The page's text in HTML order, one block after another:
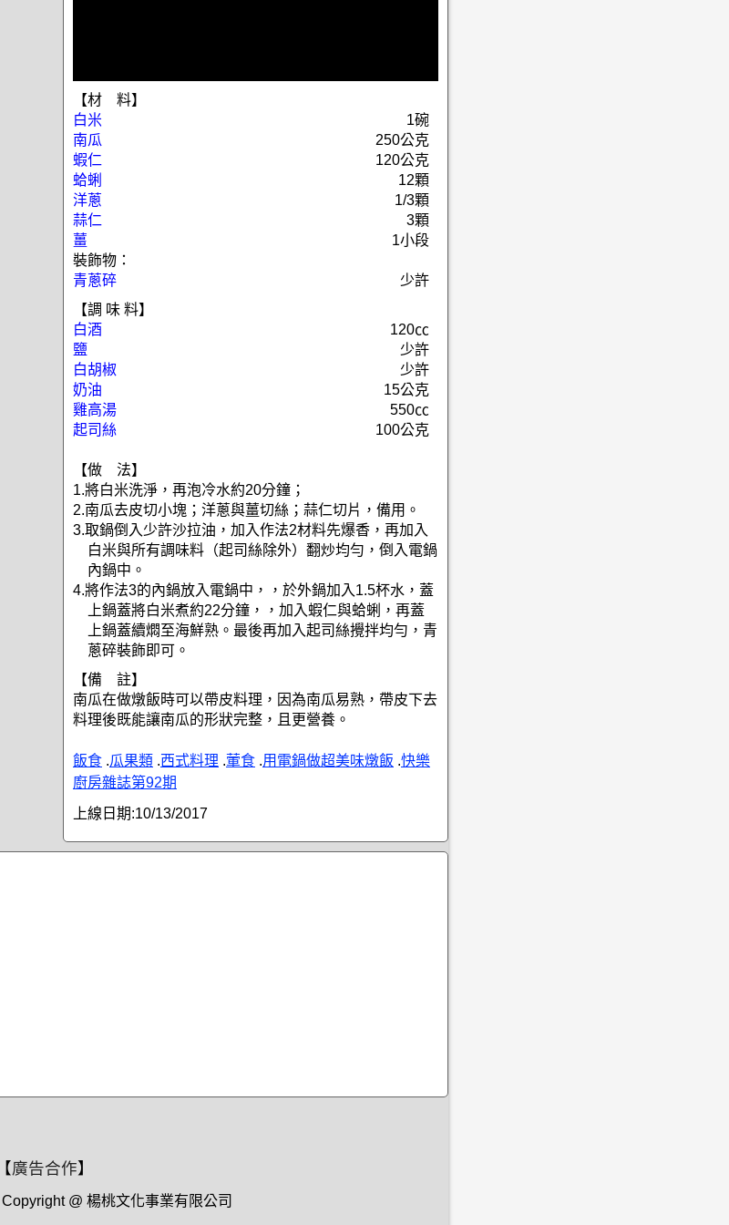
【材 料】
白米
1碗
南瓜
250公克
蝦仁
120公克
蛤蜊
12顆
洋蔥
1/3顆
蒜仁
3顆
薑
1小段
裝飾物：
青蔥碎
少許
【調 味 料】
白酒
120㏄
鹽
少許
白胡椒
少許
奶油
15公克
雞高湯
550㏄
起司絲
100公克
【做 法】
1.將白米洗淨，再泡冷水約20分鐘；
2.南瓜去皮切小塊；洋蔥與薑切絲；蒜仁切片，備用。
3.取鍋倒入少許沙拉油，加入作法2材料先爆香，再加入
白米與所有調味料（起司絲除外）翻炒均勻，倒入電鍋
內鍋中。
4.將作法3的內鍋放入電鍋中，，於外鍋加入1.5杯水，蓋
上鍋蓋將白米煮約22分鐘，，加入蝦仁與蛤蜊，再蓋
上鍋蓋續燜至海鮮熟。最後再加入起司絲攪拌均勻，青
蔥碎裝飾即可。
【備 註】
南瓜在做燉飯時可以帶皮料理，因為南瓜易熟，帶皮下去
料理後既能讓南瓜的形狀完整，且更營養。
飯食 .瓜果類 .西式料理 .葷食 .用電鍋做超美味燉飯 .快樂
廚房雜誌第92期
上線日期:10/13/2017
廣告合作】
Copyright @ 楊桃文化事業有限公司